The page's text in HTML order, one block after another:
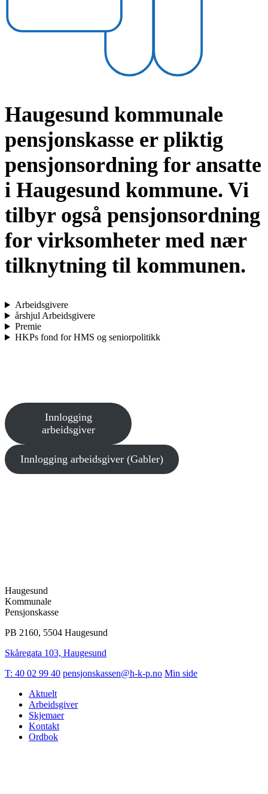
Haugesund kommunale
pensjonskasse er pliktig
pensjonsordning for ansatte
i Haugesund kommune. Vi
tilbyr også pensjonsordning
for virksomheter med nær
tilknytning til kommunen.
Arbeidsgivere
årshjul Arbeidsgivere
Premie
HKPs fond for HMS og seniorpolitikk
Innlogging
arbeidsgiver
Innlogging arbeidsgiver (Gabler)
Haugesund
Kommunale
Pensjonskasse
PB 2160, 5504 Haugesund
Skåregata 103, Haugesund
T: 40 02 99 40 pensjonskassen@h-k-p.no Min side
Aktuelt
Arbeidsgiver
Skjemaer
Kontakt
Ordbok